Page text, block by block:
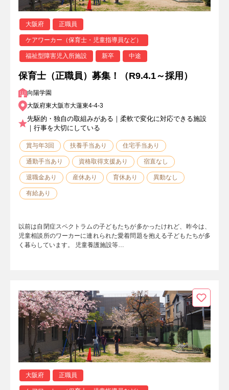
大阪府 正職員
ケアワーカー（保育士・児童指導員など）
福祉型障害児入所施設 新卒 中途
保育士（正職員）募集！（R9.4.1～採用）
向陽学園
大阪府東大阪市大蓮東4-4-3
先駆的・独自の取組みがある｜柔軟で変化に対応できる施設
｜行事を大切にしている
賞与年3回 扶養手当あり 住宅手当あり
通勤手当あり 資格取得支援あり 宿直なし
退職金あり 産休あり 育休あり 異動なし
有給あり
以前は自閉症スペクトラムの子どもたちが多かったけれど、昨今は、
児童相談所のワーカーに連れられた愛着問題を抱える子どもたちが多
く暮らしています。 児童養護施設等…
大阪府 正職員